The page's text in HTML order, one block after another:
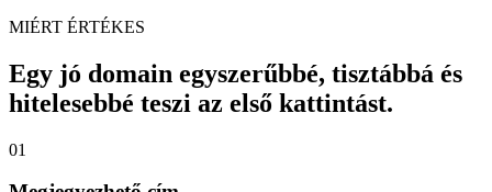
MIÉRT ÉRTÉKES
Egy jó domain egyszerűbbé, tisztábbá és
hitelesebbé teszi az első kattintást.
01